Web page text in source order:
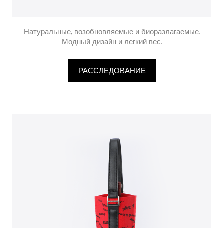
Натуральные, возобновляемые и биоразлагаемые.
Модный дизайн и легкий вес.
РАССЛЕДОВАНИЕ